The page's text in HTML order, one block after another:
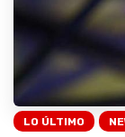
LO ÚLTIMO